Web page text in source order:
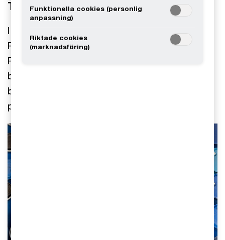
Transaktionen
I november 2018 presenterades affären där
Projektengagemang förvärvade Integra.
Projektengagemang (numera PE) är en svensk
börsnoterad teknik- och arkitektkoncern som
består av över tusen arkitekter, ingenjörer,
projektledare och specialister.
Funktionella cookies (personlig
anpassning)
Riktade cookies
(marknadsföring)